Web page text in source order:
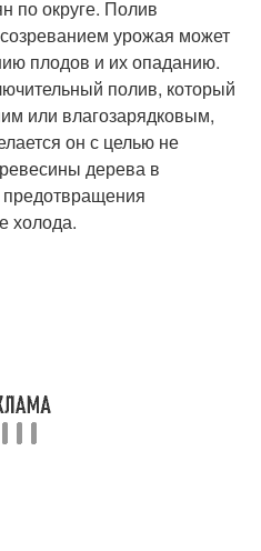
по округе. Полив
урожая может
плодов и их опаданию.
полив, который
или влагозарядковым,
он с целью не
дерева в
холода.